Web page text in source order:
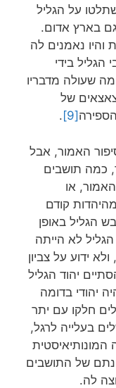
על הגליל
גם בארץ אדום.
והיו נאמנים לה
בידי
שעולה מדבריו
של
[9]
.
האמור, אבל
כמה תושבים
או
קודם
הגליל באופן
לא הייתה
ידוע על צביון
יהוד הגליל
יהודי בדומה
חלקו עם יתר
בעלייה לרגל,
המונותיאיסטית
של התושבים
לה.